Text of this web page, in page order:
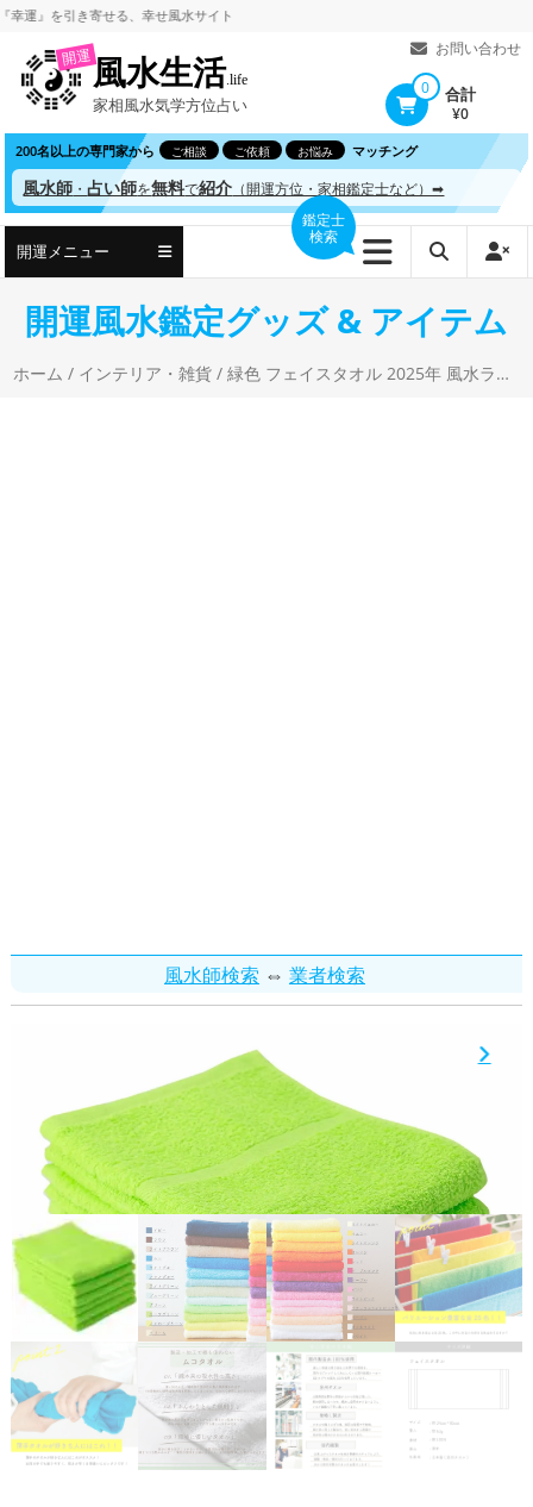
コ
ツ
へ
ス
ッ
を引き寄せる、幸せ風水サイト
お問い合わせ
開運風水生活.life
家相風水気学方位占い
0 合計
¥0
200名以上の専門家から ご相談 ご依頼 お悩み マッチング
風水師 ・占い師を無料で紹介 （開運方位・家相鑑定士など）➡
開運メニュー
鑑定士
検索
開運風水鑑定グッズ & アイテム
ホーム / インテリア・雑貨 / 緑色 フェイスタオル 2025年 風水ラッキーカラー グリーン
風水師検索 ⇔ 業者検索